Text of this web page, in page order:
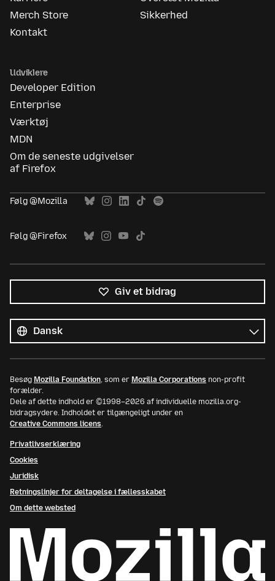
Merch Store
Kontakt
Sikkerhed
Udviklere
Developer Edition
Enterprise
Værktøj
MDN
Om de seneste udgivelser
af Firefox
Følg @Mozilla
Følg @Firefox
Giv et bidrag
sprog
Sprog
Besøg Mozilla Foundation, som er Mozilla Corporations non-profit
forælder.
Dele af dette indhold er ©1998–2026 af individuelle mozilla.org-
bidragsydere. Indholdet er tilgængeligt under en
Creative Commons licens.
Privatlivserklæring
Cookies
Juridisk
Retningslinjer for deltagelse i fællesskabet
Om dette websted